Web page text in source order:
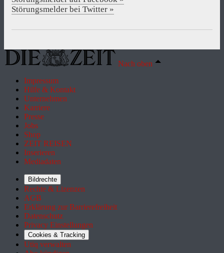
Störungsmelder bei Twitter »
Nach oben
Impressum
Hilfe & Kontakt
Unternehmen
Karriere
Presse
Jobs
Shop
ZEIT REISEN
Inserieren
Mediadaten
Bildrechte
Rechte & Lizenzen
AGB
Erklärung zur Barrierefreiheit
Datenschutz
Privacy Einstellungen
Cookies & Tracking
Utiq verwalten